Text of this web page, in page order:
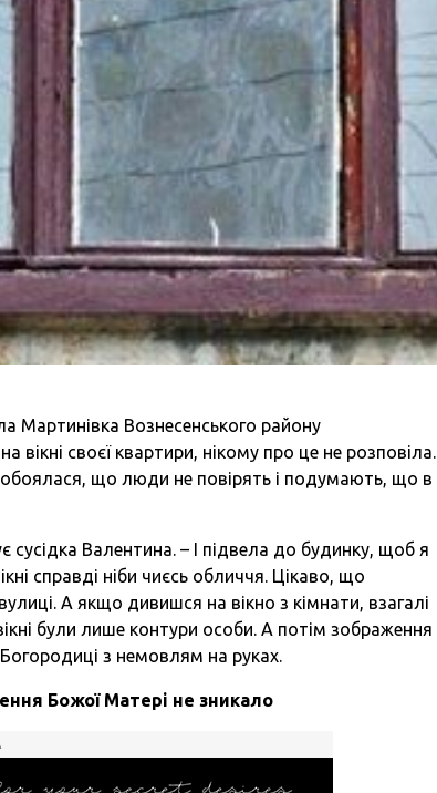
Мартинівка Вознесенського району
вікні своєї квартири, нікому про це не розповіла.
що люди не повірять і подумають, що в
сусідка Валентина. – І підвела до будинку, щоб я
справді ніби чиєсь обличчя. Цікаво, що
А якщо дивишся на вікно з кімнати, взагалі
були лише контури особи. А потім зображення
з немовлям на руках.
Божої Матері не зникало